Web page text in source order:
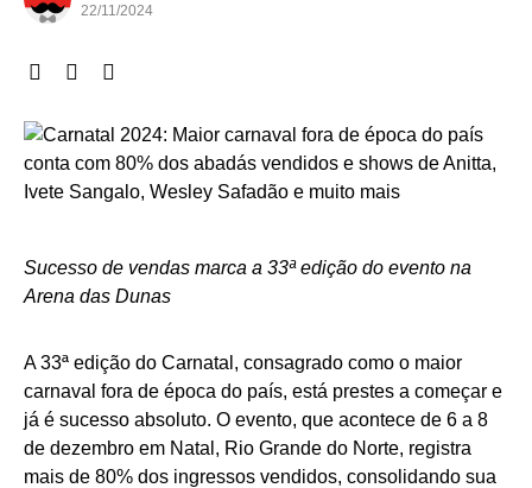
22/11/2024
Sucesso de vendas marca a 33ª edição do evento na
Arena das Dunas
A 33ª edição do Carnatal, consagrado como o maior
carnaval fora de época do país, está prestes a começar e
já é sucesso absoluto. O evento, que acontece de 6 a 8
de dezembro em Natal, Rio Grande do Norte, registra
mais de 80% dos ingressos vendidos, consolidando sua